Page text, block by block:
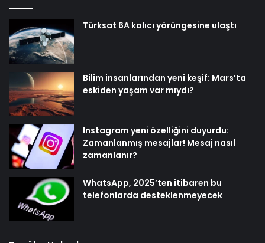
Türksat 6A kalıcı yörüngesine ulaştı
Bilim insanlarından yeni keşif: Mars’ta
eskiden yaşam var mıydı?
Instagram yeni özelliğini duyurdu:
Zamanlanmış mesajlar! Mesaj nasıl
zamanlanır?
WhatsApp, 2025’ten itibaren bu
telefonlarda desteklenmeyecek